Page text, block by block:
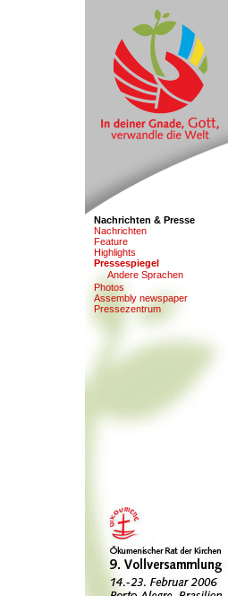
Nachrichten & Presse
Nachrichten
Feature
Highlights
Pressespiegel
Andere Sprachen
Photos
Assembly newspaper
Pressezentrum